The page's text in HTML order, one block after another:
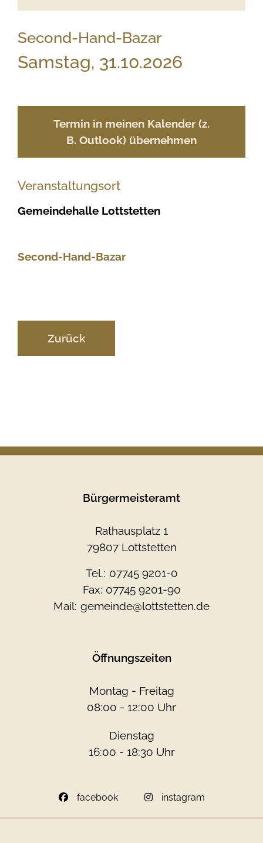
Samstag, 31.10.2026
Second-Hand-Bazar
Termin in meinen Kalender (z.
B. Outlook) übernehmen
Veranstaltungsort
Gemeindehalle Lottstetten
Second-Hand-Bazar
Zurück
Bürgermeisteramt
Rathausplatz 1
79807 Lottstetten
Tel.: 07745 9201-0
Fax: 07745 9201-90
Mail: gemeinde@lottstetten.de
Öffnungszeiten
Montag - Freitag
08:00 - 12:00 Uhr
Dienstag
16:00 - 18:30 Uhr
facebook instagram